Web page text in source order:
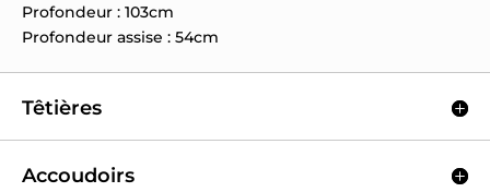
Profondeur : 103cm
Profondeur assise : 54cm
Têtières
Accoudoirs